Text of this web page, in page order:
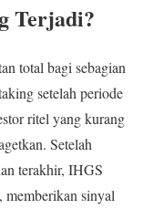
Terjadi?
total bagi sebagian
setelah periode
ritel yang kurang
Setelah
terakhir, IHGS
memberikan sinyal